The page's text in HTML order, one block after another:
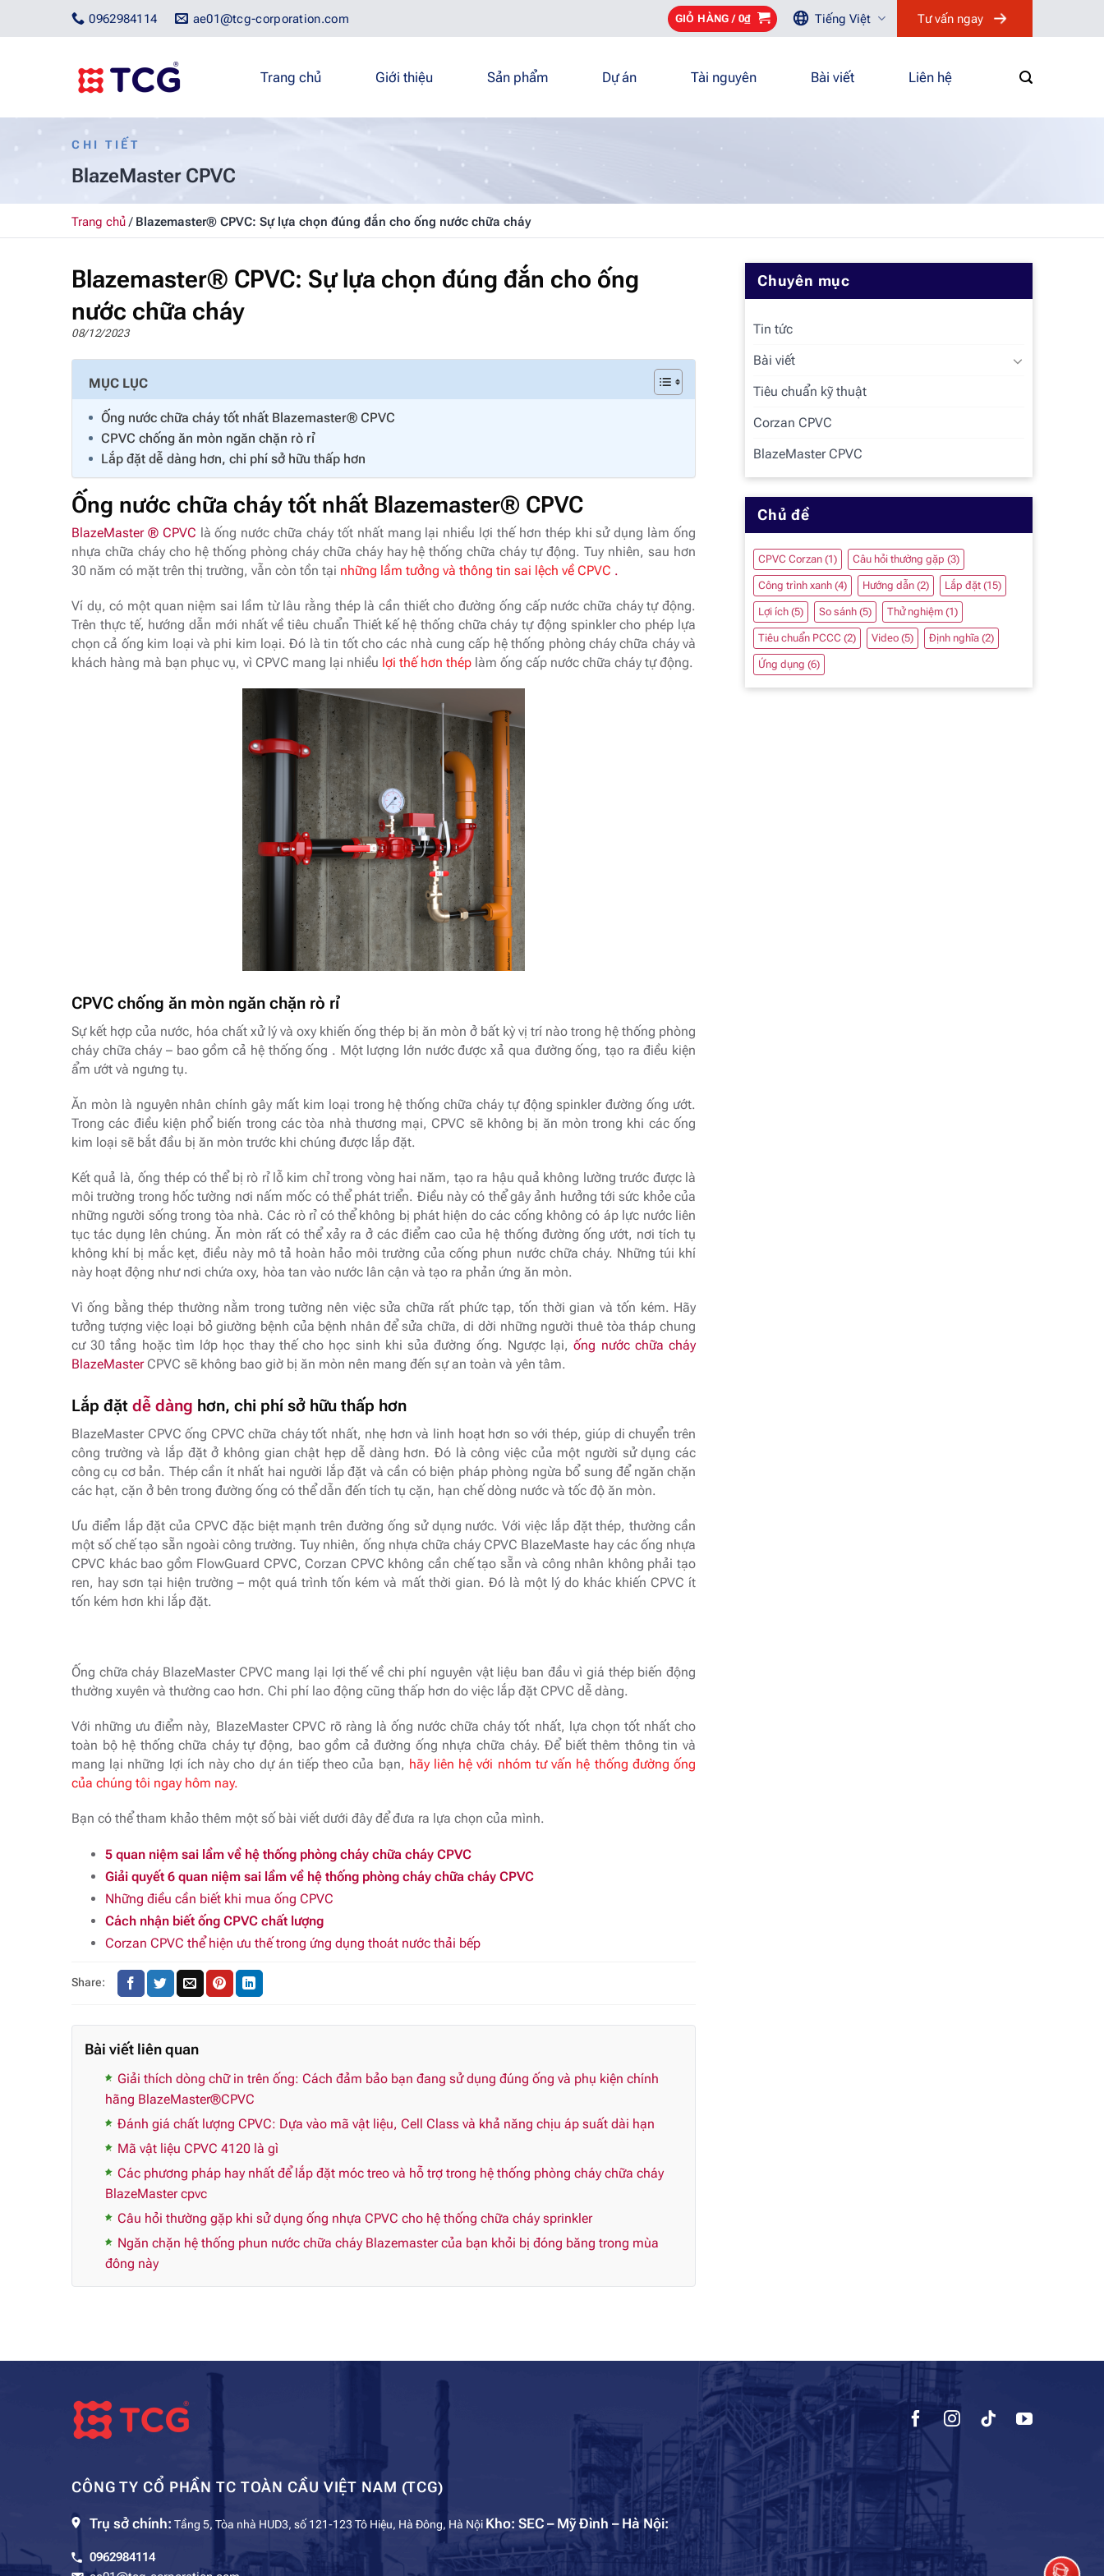
ae01@tcg-corporation.com
0962984114 GIỎ HÀNG / 0₫ Tiếng Việt Tư vấn ngay
Trang chủ Giới thiệu Sản phẩm Dự án Tài nguyên Bài viết Liên hệ
CHI TIẾT
BlazeMaster CPVC
Trang chủ/ Blazemaster® CPVC: Sự lựa chọn đúng đắn cho ống nước chữa cháy
Blazemaster® CPVC: Sự lựa chọn đúng đắn cho ống
nước chữa cháy
08/12/2023
MỤC LỤC
Ống nước chữa cháy tốt nhất Blazemaster® CPVC
CPVC chống ăn mòn ngăn chặn rò rỉ
Lắp đặt dễ dàng hơn, chi phí sở hữu thấp hơn
Ống nước chữa cháy tốt nhất Blazemaster® CPVC
BlazeMaster ® CPVC là ống nước chữa cháy tốt nhất mang lại nhiều lợi thế hơn thép khi sử dụng làm ống
nhựa chữa cháy cho hệ thống phòng cháy chữa cháy hay hệ thống chữa cháy tự động. Tuy nhiên, sau hơn
30 năm có mặt trên thị trường, vẫn còn tồn tại những lầm tưởng và thông tin sai lệch về CPVC .
Ví dụ, có một quan niệm sai lầm từ lâu rằng thép là cần thiết cho đường ống cấp nước chữa cháy tự động.
Trên thực tế, hướng dẫn mới nhất về tiêu chuẩn Thiết kế hệ thống chữa cháy tự động spinkler cho phép lựa
chọn cả ống kim loại và phi kim loại. Đó là tin tốt cho các nhà cung cấp hệ thống phòng cháy chữa cháy và
khách hàng mà bạn phục vụ, vì CPVC mang lại nhiều lợi thế hơn thép làm ống cấp nước chữa cháy tự động.
CPVC chống ăn mòn ngăn chặn rò rỉ
Sự kết hợp của nước, hóa chất xử lý và oxy khiến ống thép bị ăn mòn ở bất kỳ vị trí nào trong hệ thống phòng
cháy chữa cháy – bao gồm cả hệ thống ống . Một lượng lớn nước được xả qua đường ống, tạo ra điều kiện
ẩm ướt và ngưng tụ.
Ăn mòn là nguyên nhân chính gây mất kim loại trong hệ thống chữa cháy tự động spinkler đường ống ướt.
Trong các điều kiện phổ biến trong các tòa nhà thương mại, CPVC sẽ không bị ăn mòn trong khi các ống
kim loại sẽ bắt đầu bị ăn mòn trước khi chúng được lắp đặt.
Kết quả là, ống thép có thể bị rò rỉ lỗ kim chỉ trong vòng hai năm, tạo ra hậu quả không lường trước được là
môi trường trong hốc tường nơi nấm mốc có thể phát triển. Điều này có thể gây ảnh hưởng tới sức khỏe của
những người sống trong tòa nhà. Các rò rỉ có thể không bị phát hiện do các cống không có áp lực nước liên
tục tác dụng lên chúng. Ăn mòn rất có thể xảy ra ở các điểm cao của hệ thống đường ống ướt, nơi tích tụ
không khí bị mắc kẹt, điều này mô tả hoàn hảo môi trường của cống phun nước chữa cháy. Những túi khí
này hoạt động như nơi chứa oxy, hòa tan vào nước lân cận và tạo ra phản ứng ăn mòn.
Vì ống bằng thép thường nằm trong tường nên việc sửa chữa rất phức tạp, tốn thời gian và tốn kém. Hãy
tưởng tượng việc loại bỏ giường bệnh của bệnh nhân để sửa chữa, di dời những người thuê tòa tháp chung
cư 30 tầng hoặc tìm lớp học thay thế cho học sinh khi sủa đường ống. Ngược lại,ống nước chữa cháy
BlazeMasterCPVC sẽ không bao giờ bị ăn mòn nên mang đến sự an toàn và yên tâm.
Lắp đặt dễ dàng hơn, chi phí sở hữu thấp hơn
BlazeMaster CPVC ống CPVC chữa cháy tốt nhất, nhẹ hơn và linh hoạt hơn so với thép, giúp di chuyển trên
công trường và lắp đặt ở không gian chật hẹp dễ dàng hơn. Đó là công việc của một người sử dụng các
công cụ cơ bản. Thép cần ít nhất hai người lắp đặt và cần có biện pháp phòng ngừa bổ sung để ngăn chặn
các hạt, cặn ở bên trong đường ống có thể dẫn đến tích tụ cặn, hạn chế dòng nước và tốc độ ăn mòn.
Ưu điểm lắp đặt của CPVC đặc biệt mạnh trên đường ống sử dụng nước. Với việc lắp đặt thép, thường cần
một số chế tạo sẵn ngoài công trường. Tuy nhiên, ống nhựa chữa cháy CPVC BlazeMaste hay các ống nhựa
CPVC khác bao gồm FlowGuard CPVC, Corzan CPVC không cần chế tạo sẵn và công nhân không phải tạo
ren, hay sơn tại hiện trường – một quá trình tốn kém và mất thời gian. Đó là một lý do khác khiến CPVC ít
tốn kém hơn khi lắp đặt.
Ống chữa cháy BlazeMaster CPVC mang lại lợi thế về chi phí nguyên vật liệu ban đầu vì giá thép biến động
thường xuyên và thường cao hơn. Chi phí lao động cũng thấp hơn do việc lắp đặt CPVC dễ dàng.
Với những ưu điểm này, BlazeMaster CPVC rõ ràng là ống nước chữa cháy tốt nhất, lựa chọn tốt nhất cho
toàn bộ hệ thống chữa cháy tự động, bao gồm cả đường ống nhựa chữa cháy. Để biết thêm thông tin và
mang lại những lợi ích này cho dự án tiếp theo của bạn, hãy liên hệ với nhóm tư vấn hệ thống đường ống
của chúng tôi ngay hôm nay.
Bạn có thể tham khảo thêm một số bài viết dưới đây để đưa ra lựa chọn của mình.
5 quan niệm sai lầm về hệ thống phòng cháy chữa cháy CPVC
Giải quyết 6 quan niệm sai lầm về hệ thống phòng cháy chữa cháy CPVC
Những điều cần biết khi mua ống CPVC
Cách nhận biết ống CPVC chất lượng
Corzan CPVC thể hiện ưu thế trong ứng dụng thoát nước thải bếp
Share:
Bài viết liên quan
Giải thích dòng chữ in trên ống: Cách đảm bảo bạn đang sử dụng đúng ống và phụ kiện chính
hãng BlazeMaster®CPVC
Đánh giá chất lượng CPVC: Dựa vào mã vật liệu, Cell Class và khả năng chịu áp suất dài hạn
Mã vật liệu CPVC 4120 là gì
Các phương pháp hay nhất để lắp đặt móc treo và hỗ trợ trong hệ thống phòng cháy chữa cháy
BlazeMaster cpvc
Câu hỏi thường gặp khi sử dụng ống nhựa CPVC cho hệ thống chữa cháy sprinkler
Ngăn chặn hệ thống phun nước chữa cháy Blazemaster của bạn khỏi bị đóng băng trong mùa
đông này
Chuyên mục
Tin tức
Bài viết
Tiêu chuẩn kỹ thuật
Corzan CPVC
BlazeMaster CPVC
Chủ đề
CPVC Corzan (1) Câu hỏi thường gặp (3)
Công trình xanh (4) Hướng dẫn (2) Lắp đặt (15)
Lợi ích (5) So sánh (5) Thử nghiệm (1)
Tiêu chuẩn PCCC (2) Video (5) Định nghĩa (2)
Ứng dụng (6)
CÔNG TY CỔ PHẦN TC TOÀN CẦU VIỆT NAM (TCG)
Trụ sở chính: Tầng 5, Tòa nhà HUD3, số 121-123 Tô Hiệu, Hà Đông, Hà Nội Kho: SEC – Mỹ Đình – Hà Nội:
0962984114